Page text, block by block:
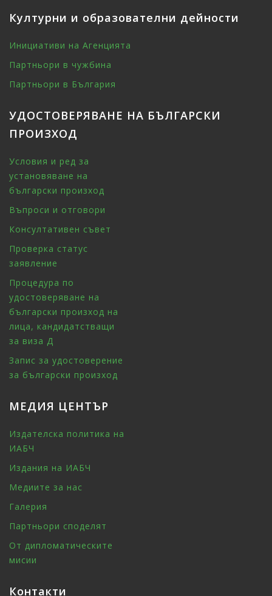
Културни и образователни дейности
Инициативи на Агенцията
Партньори в чужбина
Партньори в България
УДОСТОВЕРЯВАНЕ НА БЪЛГАРСКИ
ПРОИЗХОД
Условия и ред за
установяване на
български произход
Въпроси и отговори
Консултативен съвет
Проверка статус
заявление
Процедура по
удостоверяване на
български произход на
лица, кандидатстващи
за виза Д
Запис за удостоверение
за български произход
МЕДИЯ ЦЕНТЪР
Издателска политика на
ИАБЧ
Издания на ИАБЧ
Медиите за нас
Галерия
Партньори споделят
От дипломатическите
мисии
Контакти